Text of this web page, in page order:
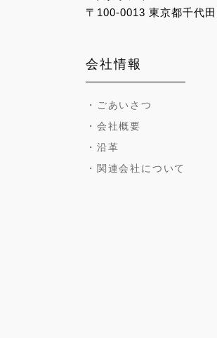
〒100-0013 東京都千代
会社情報
・ごあいさつ
・会社概要
・沿革
・関連会社について